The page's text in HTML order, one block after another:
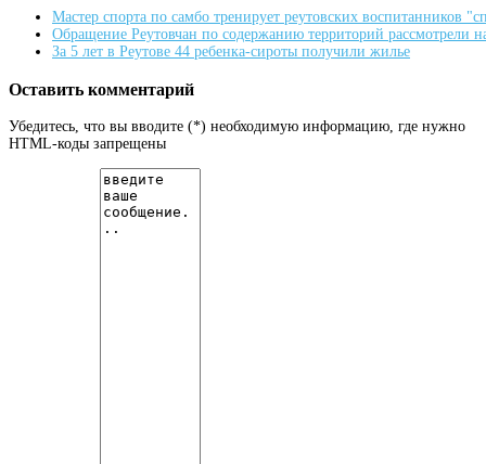
Мастер спорта по самбо тренирует реутовских воспитанников
Обращение Реутовчан по содержанию территорий рассмотрели
За 5 лет в Реутове 44 ребенка-сироты получили жилье
Оставить комментарий
Убедитесь, что вы вводите (*) необходимую информацию, где нужно
HTML-коды запрещены